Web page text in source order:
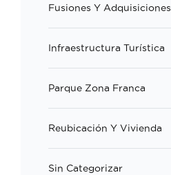
Fusiones Y Adquisiciones
Infraestructura Turística
Parque Zona Franca
Reubicación Y Vivienda
Sin Categorizar